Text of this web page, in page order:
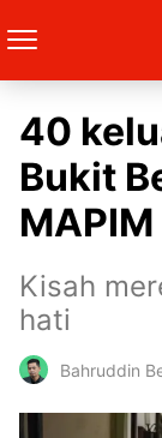
40
Bukit
Kisah
hati
Bahruddin